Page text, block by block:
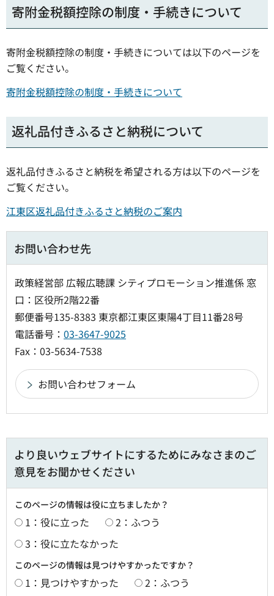
寄附金税額控除の制度・手続きについて
寄附金税額控除の制度・手続きについては以下のページを
ご覧ください。
寄附金税額控除の制度・手続きについて
返礼品付きふるさと納税について
返礼品付きふるさと納税を希望される方は以下のページを
ご覧ください。
江東区返礼品付きふるさと納税のご案内
お問い合わせ先
政策経営部 広報広聴課 シティプロモーション推進係 窓
口：区役所2階22番
郵便番号135-8383 東京都江東区東陽4丁目11番28号
電話番号： 03-3647-9025
Fax：03-5634-7538
より良いウェブサイトにするためにみなさまのご
意見をお聞かせください
このページの情報は役に立ちましたか？
1：役に立った
2：ふつう
3：役に立たなかった
このページの情報は見つけやすかったですか？
1：見つけやすかった
2：ふつう